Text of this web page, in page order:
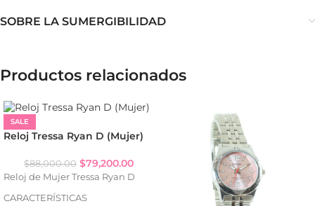
SOBRE LA SUMERGIBILIDAD
Productos relacionados
SALE
Reloj Tressa Ryan D (Mujer)
$88,000.00 $79,200.00
Reloj de Mujer Tressa Ryan D
CARACTERÍSTICAS